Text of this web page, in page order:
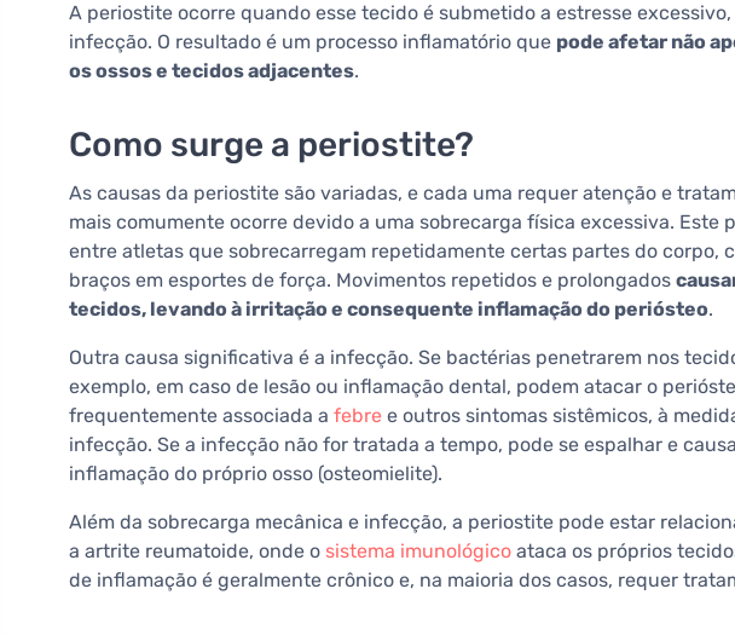
A periostite ocorre quando esse tecido é submetido a estresse
infecção. O resultado é um processo inflamatório que pode afetar não
os ossos e tecidos adjacentes.
Como surge a periostite?
As causas da periostite são variadas, e cada uma requer atenção e
mais comumente ocorre devido a uma sobrecarga física excessiva. Este
entre atletas que sobrecarregam repetidamente certas partes do corpo,
braços em esportes de força. Movimentos repetidos e prolongados
tecidos, levando à irritação e consequente inflamação do periósteo.
Outra causa significativa é a infecção. Se bactérias penetrarem nos
exemplo, em caso de lesão ou inflamação dental, podem atacar o
frequentemente associada a febre e outros sintomas sistêmicos, à
infecção. Se a infecção não for tratada a tempo, pode se espalhar e
inflamação do próprio osso (osteomielite).
Além da sobrecarga mecânica e infecção, a periostite pode estar
a artrite reumatoide, onde o sistema imunológico ataca os próprios
de inflamação é geralmente crônico e, na maioria dos casos, requer